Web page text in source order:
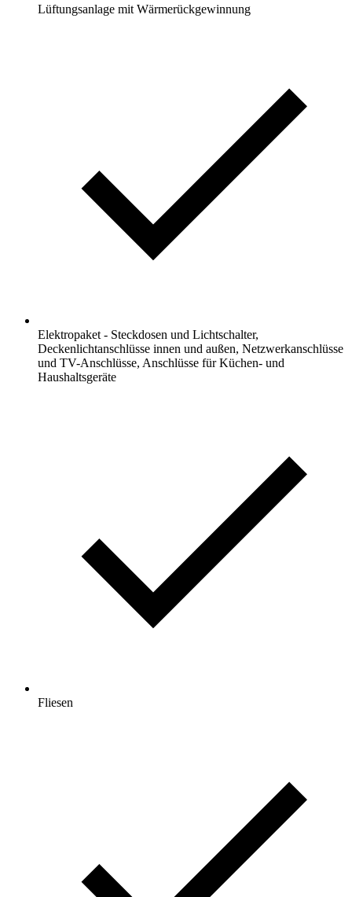
Lüftungsanlage mit Wärmerückgewinnung
Elektropaket - Steckdosen und Lichtschalter,
Deckenlichtanschlüsse innen und außen, Netzwerkanschlüsse
und TV-Anschlüsse, Anschlüsse für Küchen- und
Haushaltsgeräte
Fliesen